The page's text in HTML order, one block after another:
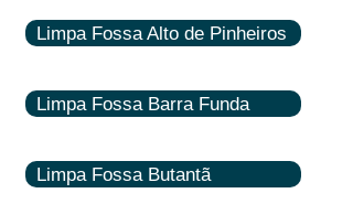
Limpa Fossa Alto de Pinheiros
Limpa Fossa Barra Funda
Limpa Fossa Butantã